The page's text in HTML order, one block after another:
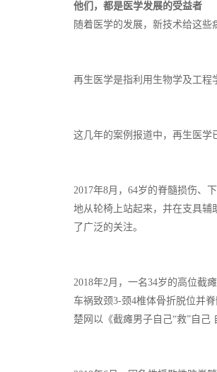
他们，都是医学发展的受益者
随着医学的发展，新技术给这
再生医学是指利用生物学及工程
这几年的案例报道中，再生医学
2017年8月，64岁的脊髓损伤、
地从轮椅上站起来，并在支具辅
了广泛的关注。
2018年2月，一名34岁的高位截
车祸致颈3-颈4椎体骨折脱位并
楚网以《截瘫男子自己“救”自己